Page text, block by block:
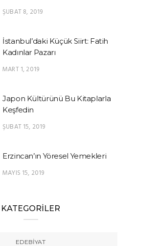
ŞUBAT 8, 2019
İstanbul’daki Küçük Siirt: Fatih
Kadınlar Pazarı
MART 1, 2019
Japon Kültürünü Bu Kitaplarla
Keşfedin
ŞUBAT 15, 2019
Erzincan’ın Yöresel Yemekleri
MAYIS 15, 2019
KATEGORİLER
EDEBIYAT